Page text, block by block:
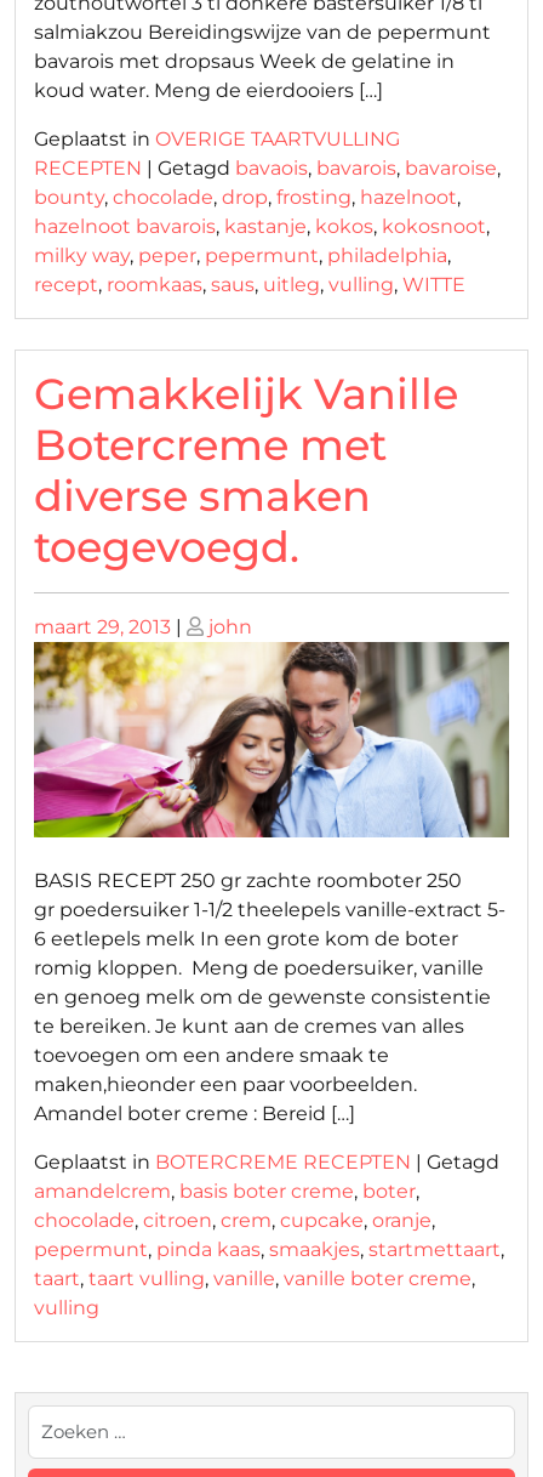
salmiakzou Bereidingswijze van de pepermunt
bavarois met dropsaus Week de gelatine in
koud water. Meng de eierdooiers […]
Geplaatst in OVERIGE TAARTVULLING
RECEPTEN | Getagd bavaois, bavarois, bavaroise,
bounty, chocolade, drop, frosting, hazelnoot,
hazelnoot bavarois, kastanje, kokos, kokosnoot,
milky way, peper, pepermunt, philadelphia,
recept, roomkaas, saus, uitleg, vulling, WITTE
Gemakkelijk Vanille
Botercreme met
diverse smaken
toegevoegd.
Geplaatst
op
maart 29, 2013 | Geplaatst
op
john
BASIS RECEPT 250 gr zachte roomboter 250
gr poedersuiker 1-1/2 theelepels vanille-extract 5-
6 eetlepels melk In een grote kom de boter
romig kloppen. Meng de poedersuiker, vanille
en genoeg melk om de gewenste consistentie
te bereiken. Je kunt aan de cremes van alles
toevoegen om een andere smaak te
maken,hieonder een paar voorbeelden.
Amandel boter creme : Bereid […]
Geplaatst in BOTERCREME RECEPTEN | Getagd
amandelcrem, basis boter creme, boter,
chocolade, citroen, crem, cupcake, oranje,
pepermunt, pinda kaas, smaakjes, startmettaart,
taart, taart vulling, vanille, vanille boter creme,
vulling